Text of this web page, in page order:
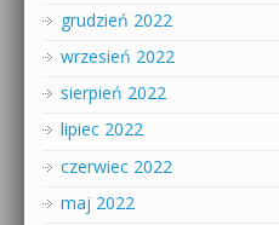
grudzień 2022
wrzesień 2022
sierpień 2022
lipiec 2022
czerwiec 2022
maj 2022